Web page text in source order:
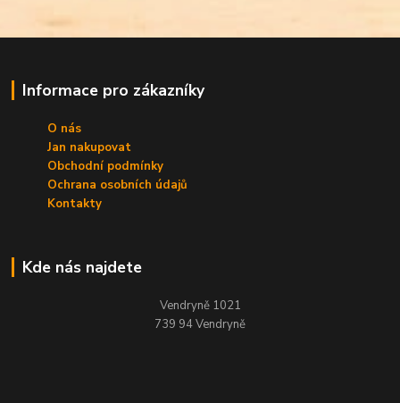
Informace pro zákazníky
O nás
Jan nakupovat
Obchodní podmínky
Ochrana osobních údajů
Kontakty
Kde nás najdete
Vendryně 1021
739 94 Vendryně